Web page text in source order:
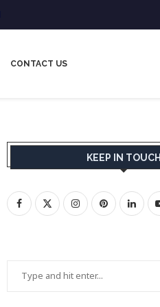
CONTACT US
KEEP IN TOUCH